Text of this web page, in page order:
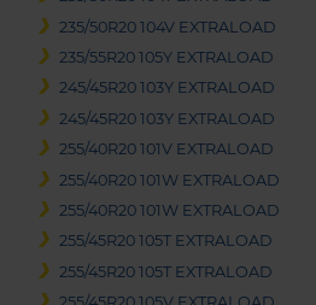
235/50R20 104V EXTRALOAD
235/55R20 105Y EXTRALOAD
245/45R20 103Y EXTRALOAD
245/45R20 103Y EXTRALOAD
255/40R20 101V EXTRALOAD
255/40R20 101W EXTRALOAD
255/40R20 101W EXTRALOAD
255/45R20 105T EXTRALOAD
255/45R20 105T EXTRALOAD